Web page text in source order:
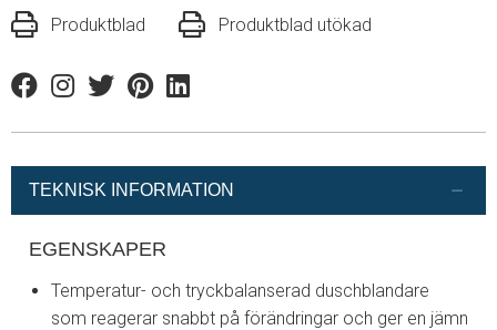
Produktblad Produktblad utökad
FacebookInstagram
TwitterPinterestLinkedin
TEKNISK INFORMATION
EGENSKAPER
Temperatur- och tryckbalanserad duschblandare
som reagerar snabbt på förändringar och ger en jämn